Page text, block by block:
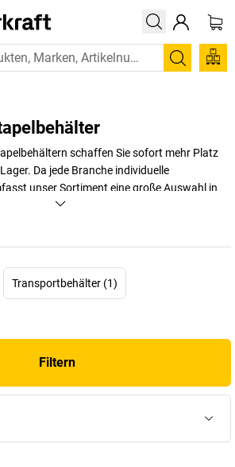
Suchen
schaffen Sie sofort mehr Platz
Da jede Branche individuelle
unser Sortiment eine große Auswahl in
Ausführungen – von der kleinen bis zur
Transportbehälter (1)
Filtern